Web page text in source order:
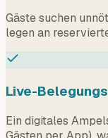
Gäste suchen
legen an
Live-
Ein digitales
Gästen per App),